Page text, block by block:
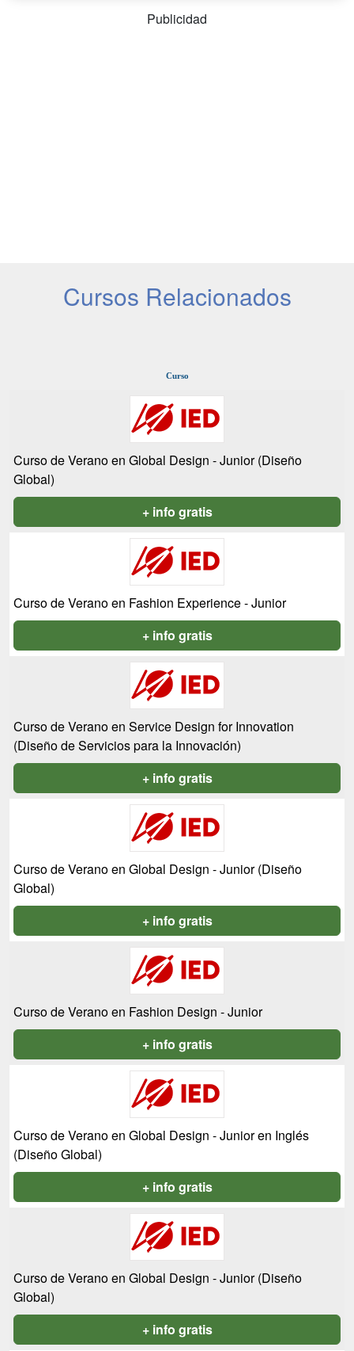
Publicidad
Cursos Relacionados
Curso
Curso de Verano en Global Design - Junior (Diseño
Global)
+ info gratis
Curso de Verano en Fashion Experience - Junior
+ info gratis
Curso de Verano en Service Design for Innovation
(Diseño de Servicios para la Innovación)
+ info gratis
Curso de Verano en Global Design - Junior (Diseño
Global)
+ info gratis
Curso de Verano en Fashion Design - Junior
+ info gratis
Curso de Verano en Global Design - Junior en Inglés
(Diseño Global)
+ info gratis
Curso de Verano en Global Design - Junior (Diseño
Global)
+ info gratis